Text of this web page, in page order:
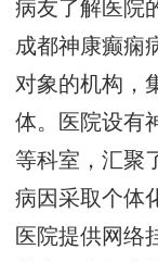
病友了解医院
成都神康癫痫
对象的机构，
体。医院设有
等科室，汇聚
病因采取个体
医院提供网络